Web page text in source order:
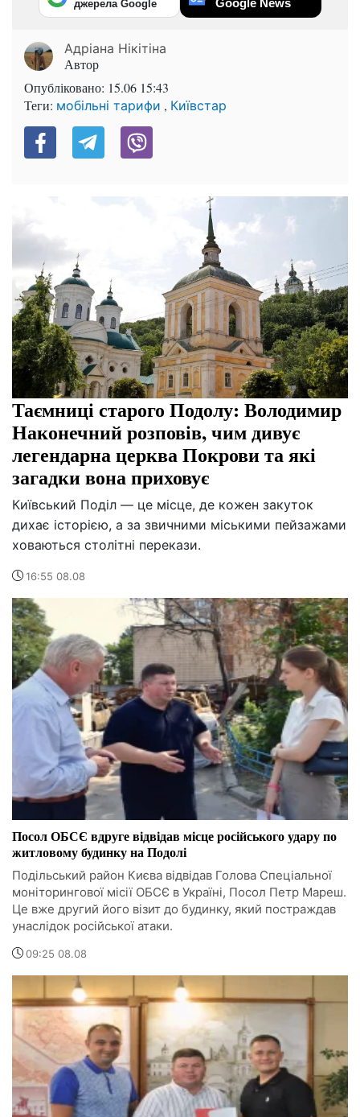
джерела Google Google News
Адріана Нікітіна
Автор
Опубліковано: 15.06 15:43
Теги: мобільні тарифи , Київстар
Таємниці старого Подолу: Володимир
Наконечний розповів, чим дивує
легендарна церква Покрови та які
загадки вона приховує
Київський Поділ — це місце, де кожен закуток
дихає історією, а за звичними міськими пейзажами
ховаються столітні перекази.
16:55 08.08
Посол ОБСЄ вдруге відвідав місце російського удару по
житловому будинку на Подолі
Подільський район Києва відвідав Голова Спеціальної
моніторингової місії ОБСЄ в Україні, Посол Петр Мареш.
Це вже другий його візит до будинку, який постраждав
унаслідок російської атаки.
09:25 08.08